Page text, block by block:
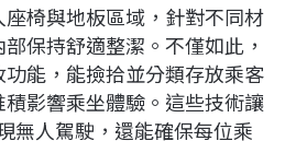
椅與地板區域，針對不同材
保持舒適整潔。不僅如此，
能，能撿拾並分類存放乘客
影響乘坐體驗。這些技術讓
無人駕駛，還能確保每位乘